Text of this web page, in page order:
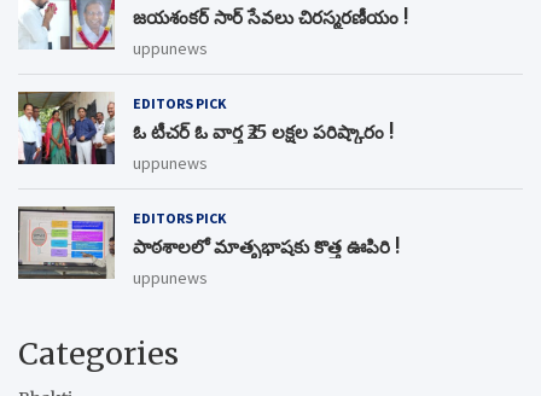
జయశంకర్ సార్ సేవలు చిరస్మరణీయం !
uppunews
EDITORS PICK
ఓ టీచర్ ఓ వార్త ₹25 లక్షల పరిష్కారం !
uppunews
EDITORS PICK
పాఠశాలలో మాతృభాషకు కొత్త ఊపిరి !
uppunews
Categories